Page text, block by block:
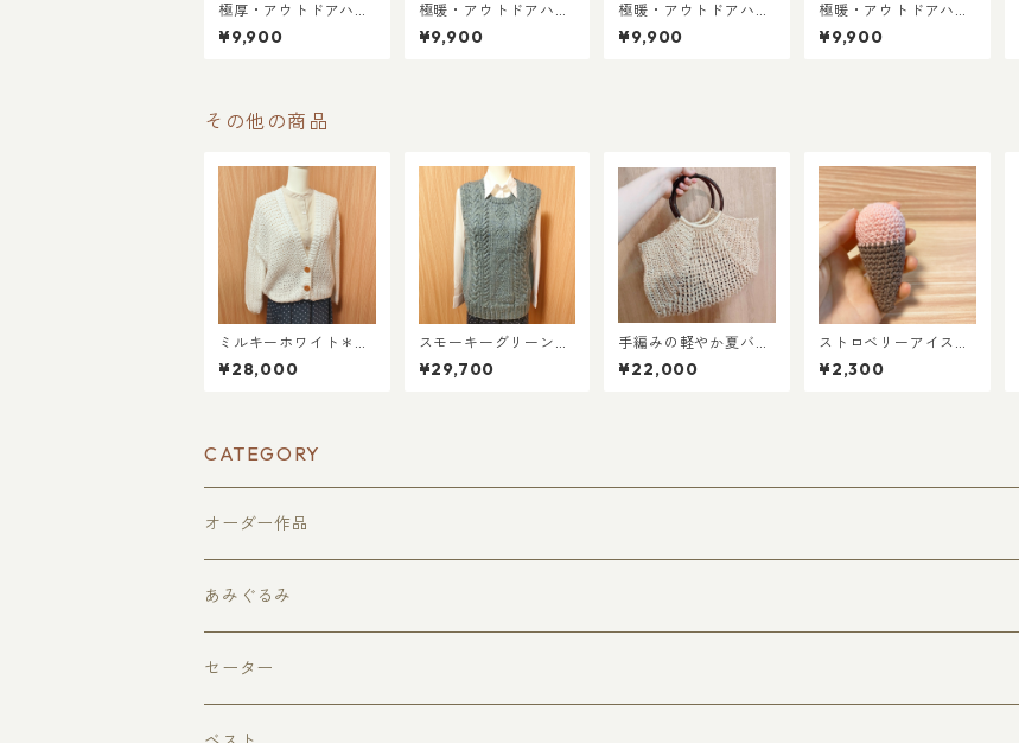
極厚・アウトドアハン
ドウォーマー／ラズベ
リーミックス
¥9,900
極暖・アウトドアハン
ドウォーマー／エメラ
ルドグリーン
¥9,900
極暖・アウトドアハン
ドウォーマー／フォレ
ストブラック
¥9,900
極暖・アウトドアハン
ドウォーマー／グレー
プパープル
¥9,900
その他の商品
ミルキーホワイト＊ふ
わっと羽織る ふわさら
カーディガン（L〜XL
¥28,000
スモーキーグリーンの
ケーブルニットベスト
（XLサイズ）
¥29,700
手編みの軽やか夏バッ
グ｜ダークブラウンハ
ンドルのかご風バッグ
¥22,000
ストロベリーアイスの
手編みあみぐるみ
¥2,300
CATEGORY
オーダー作品
あみぐるみ
果物
セーター